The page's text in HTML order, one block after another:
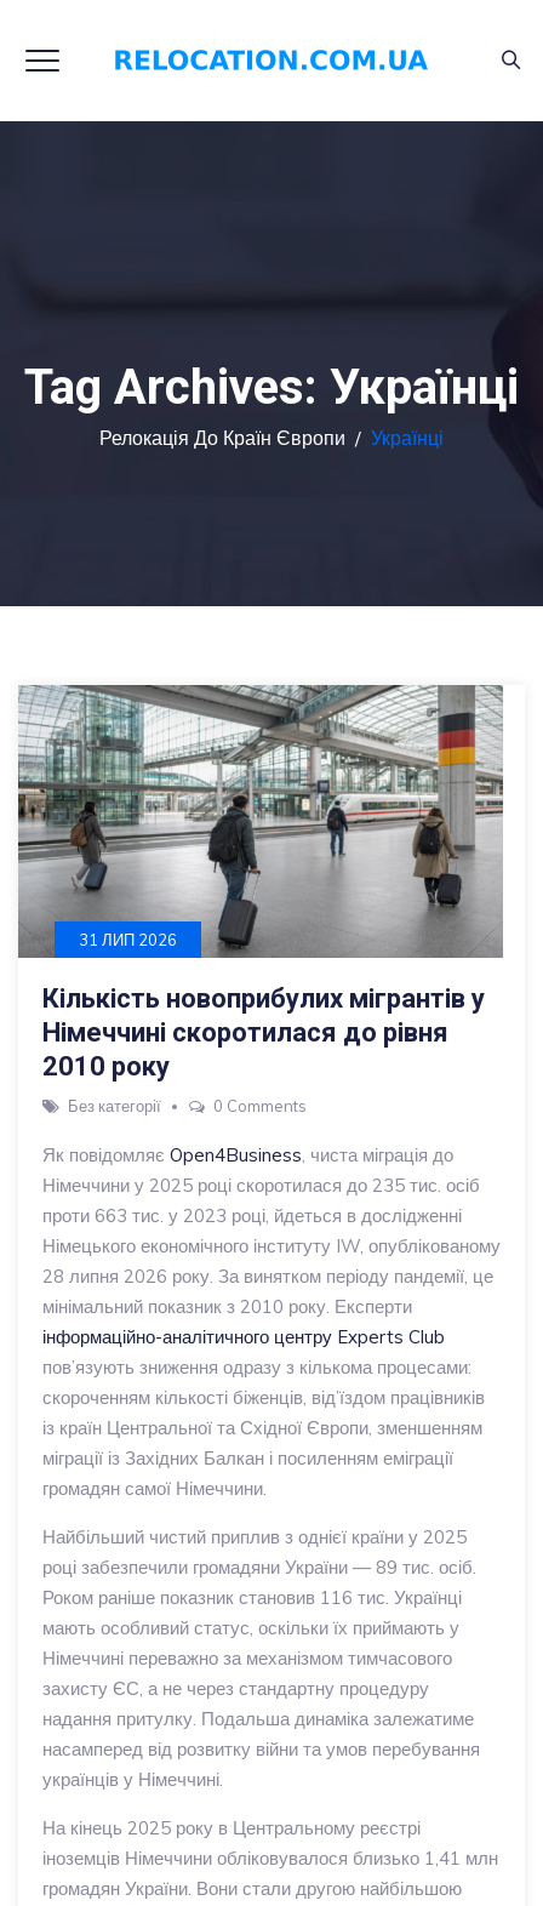
Tag Archives: Українці
Релокація До Країн Європи / Українці
31 ЛИП 2026
Кількість новоприбулих мігрантів у
Німеччині скоротилася до рівня
2010 року
Без категорії 0 Comments
Як повідомляє Open4Business, чиста міграція до
Німеччини у 2025 році скоротилася до 235 тис. осіб
проти 663 тис. у 2023 році, йдеться в дослідженні
Німецького економічного інституту IW, опублікованому
28 липня 2026 року. За винятком періоду пандемії, це
мінімальний показник з 2010 року. Експерти
інформаційно-аналітичного центру Experts Club
пов’язують зниження одразу з кількома процесами:
скороченням кількості біженців, від’їздом працівників
із країн Центральної та Східної Європи, зменшенням
міграції із Західних Балкан і посиленням еміграції
громадян самої Німеччини.
Найбільший чистий приплив з однієї країни у 2025
році забезпечили громадяни України — 89 тис. осіб.
Роком раніше показник становив 116 тис. Українці
мають особливий статус, оскільки їх приймають у
Німеччині переважно за механізмом тимчасового
захисту ЄС, а не через стандартну процедуру
надання притулку. Подальша динаміка залежатиме
насамперед від розвитку війни та умов перебування
українців у Німеччині.
На кінець 2025 року в Центральному реєстрі
іноземців Німеччини обліковувалося близько 1,41 млн
громадян України. Вони стали другою найбільшою